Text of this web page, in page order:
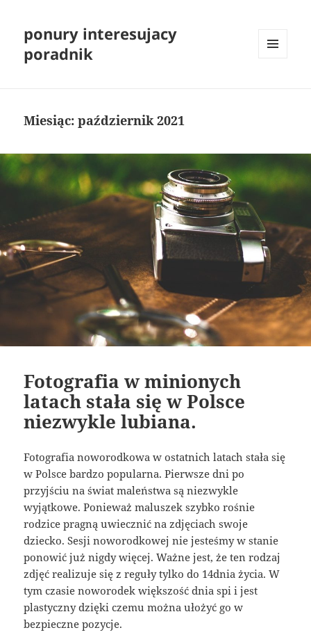
ponury interesujacy
poradnik
Miesiąc:październik 2021
Fotografia w minionych
latach stała się w Polsce
niezwykle lubiana.
Fotografia noworodkowa w ostatnich latach stała się
w Polsce bardzo popularna. Pierwsze dni po
przyjściu na świat maleństwa są niezwykle
wyjątkowe. Ponieważ maluszek szybko rośnie
rodzice pragną uwiecznić na zdjęciach swoje
dziecko. Sesji noworodkowej nie jesteśmy w stanie
ponowić już nigdy więcej. Ważne jest, że ten rodzaj
zdjęć realizuje się z reguły tylko do 14dnia życia. W
tym czasie noworodek większość dnia spi i jest
plastyczny dzięki czemu można ułożyć go w
bezpieczne pozycje.